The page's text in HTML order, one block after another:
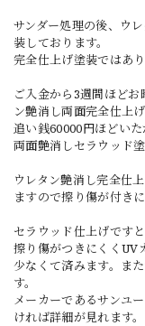
サンダー処理の後、ウ
装しております。
完全仕上げ塗装ではあ
ご入金から3週間ほど
ン艶消し両面完全仕上
追い銭60000円ほどい
両面艶消しセラウッド
ウレタン艶消し完全仕
ますので擦り傷が付き
セラウッド仕上げです
擦り傷がつきにくくUV
少なくて済みます。ま
す。
メーカーであるサンユ
ければ詳細が見れます。